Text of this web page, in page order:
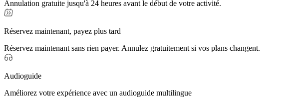
Annulation gratuite jusqu'à 24 heures avant le début de votre activité.
Réservez maintenant, payez plus tard
Réservez maintenant sans rien payer. Annulez gratuitement si vos plans changent.
Audioguide
Améliorez votre expérience avec un audioguide multilingue